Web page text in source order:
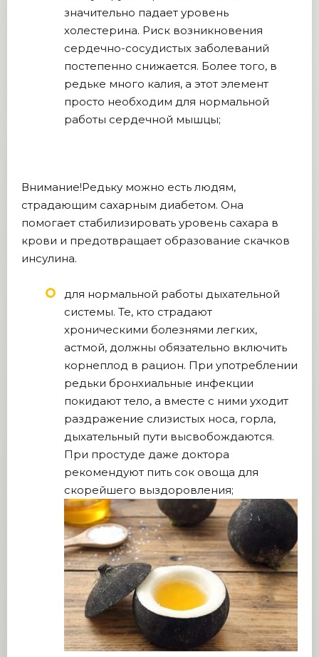
значительно падает уровень
холестерина. Риск возникновения
сердечно-сосудистых заболеваний
постепенно снижается. Более того, в
редьке много калия, а этот элемент
просто необходим для нормальной
работы сердечной мышцы;
Внимание!Редьку можно есть людям,
страдающим сахарным диабетом. Она
помогает стабилизировать уровень сахара в
крови и предотвращает образование скачков
инсулина.
для нормальной работы дыхательной
системы. Те, кто страдают
хроническими болезнями легких,
астмой, должны обязательно включить
корнеплод в рацион. При употреблении
редьки бронхиальные инфекции
покидают тело, а вместе с ними уходит
раздражение слизистых носа, горла,
дыхательный пути высвобождаются.
При простуде даже доктора
рекомендуют пить сок овоща для
скорейшего выздоровления;